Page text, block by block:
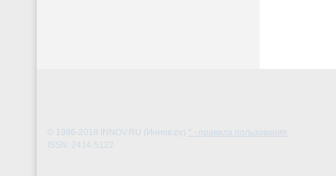
© 1996-2018 INNOV.RU (Иннов.ру) * - правила пользования
ISSN: 2414-5122